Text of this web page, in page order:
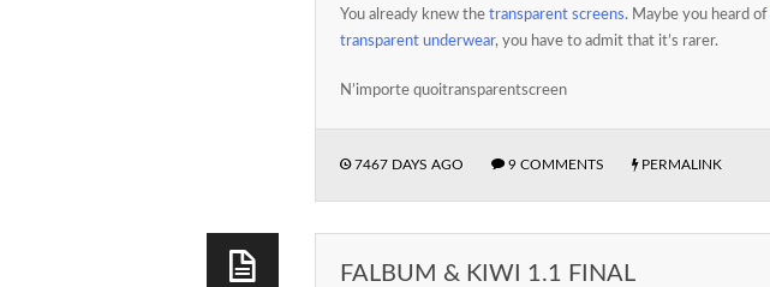
You already knew the transparent screens. Maybe you heard of
transparent underwear, you have to admit that it’s rarer.
N’importe quoitransparentscreen
7467 DAYS AGO 9 COMMENTS PERMALINK
FALBUM & KIWI 1.1 FINAL